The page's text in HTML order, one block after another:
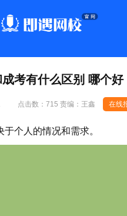
成考有什么区别 哪个好
点击数：715 责编：王鑫 在线
个人的情况和需求。